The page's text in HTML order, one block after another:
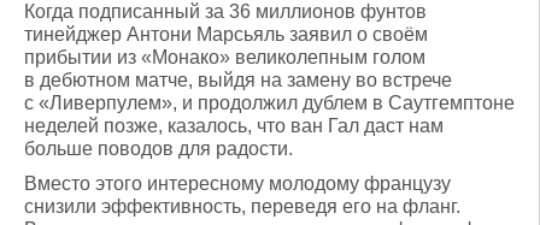
Когда подписанный за 36 миллионов фунтов
тинейджер Антони Марсьяль заявил о своём
прибытии из «Монако» великолепным голом
в дебютном матче, выйдя на замену во встрече
с «Ливерпулем», и продолжил дублем в Саутгемптоне
неделей позже, казалось, что ван Гал даст нам
больше поводов для радости.
Вместо этого интересному молодому французу
снизили эффективность, переведя его на фланг.